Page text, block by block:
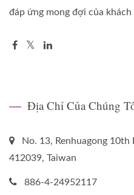
đáp ứng mong đợi của khách
Địa Chỉ Của Chúng
No. 13, Renhuagong 10th
412039, Taiwan
886-4-24952117